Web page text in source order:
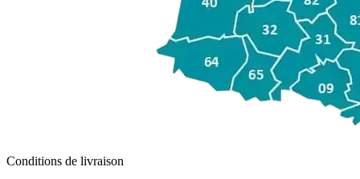
Conditions de livraison